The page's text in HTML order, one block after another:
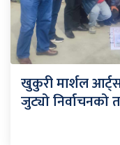
खुकुरी मार्शल
जुट्यो निर्वाचनको